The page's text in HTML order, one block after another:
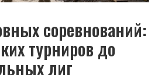
соревнований:
турниров до
лиг